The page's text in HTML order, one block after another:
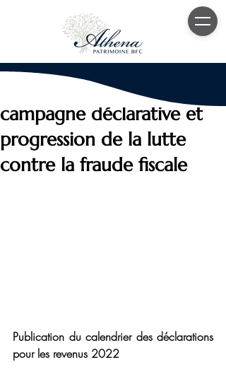
Nouveau calendrier de
campagne déclarative et
progression de la lutte
contre la fraude fiscale
3 avr. 2023
Publication du calendrier des déclarations
pour les revenus 2022